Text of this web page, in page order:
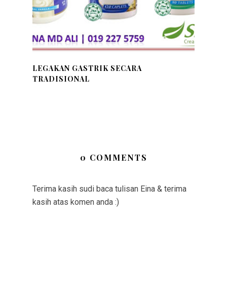
LEGAKAN GASTRIK SECARA
TRADISIONAL
0 COMMENTS
Terima kasih sudi baca tulisan Eina & terima
kasih atas komen anda :)